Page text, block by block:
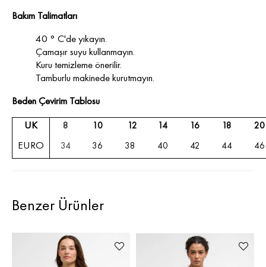
Bakım Talimatları
40 ° C'de yıkayın.
Çamaşır suyu kullanmayın.
Kuru temizleme önerilir.
Tamburlu makinede kurutmayın.
Beden Çevirim Tablosu
UK
8 10 12 14 16 18 20
EURO 34 36 38 40 42 44 46
Benzer Ürünler